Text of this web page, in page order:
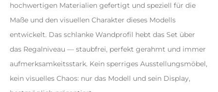
hochwertigen Materialien gefertigt und speziell für die
Maße und den visuellen Charakter dieses Modells
entwickelt. Das schlanke Wandprofil hebt das Set über
das Regalniveau — staubfrei, perfekt gerahmt und immer
aufmerksamkeitsstark. Kein sperriges Ausstellungsmöbel,
kein visuelles Chaos: nur das Modell und sein Display,